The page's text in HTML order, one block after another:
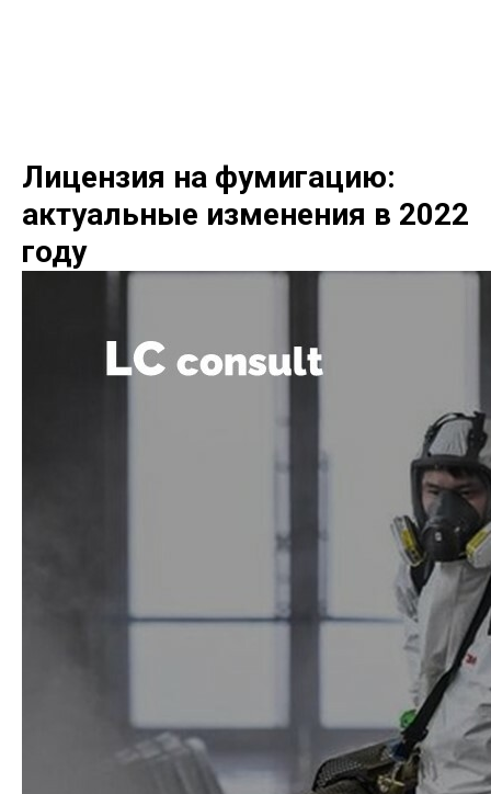
Лицензия на фумигацию:
актуальные изменения в 2022
году